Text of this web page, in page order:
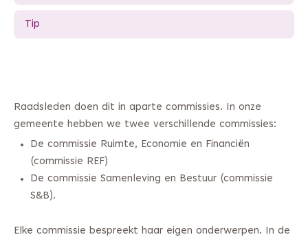
Tip
Raadsleden doen dit in aparte commissies. In onze
gemeente hebben we twee verschillende commissies:
De commissie Ruimte, Economie en Financiën
(commissie REF)
De commissie Samenleving en Bestuur (commissie
S&B).
Elke commissie bespreekt haar eigen onderwerpen. In de